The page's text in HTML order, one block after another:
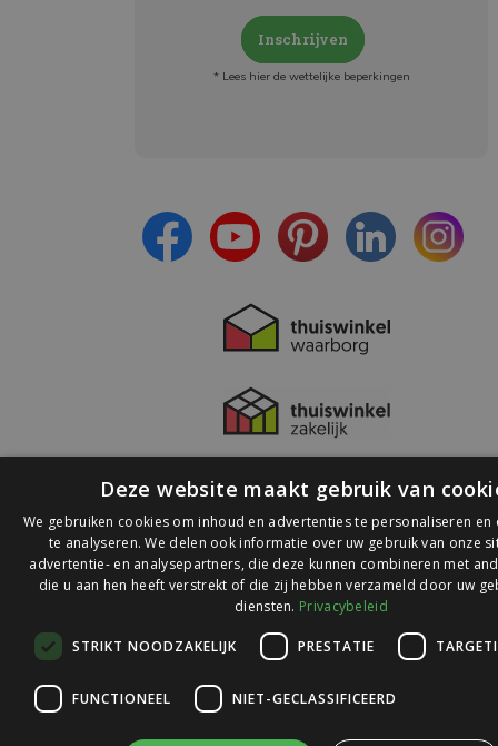
Inschrijven
* Lees hier de wettelijke beperkingen
© 2026 Ledlichtdiscounter.nl
op
Webwinkelkeur
Deze website maakt gebruik van
We gebruiken cookies om inhoud en advertenties te personaliseren en
te analyseren. We delen ook informatie over uw gebruik van onze
advertentie- en analysepartners, die deze kunnen combineren met
die u aan hen heeft verstrekt of die zij hebben verzameld door uw
diensten. Privacybeleid
STRIKT NOODZAKELIJK PRESTATIE
FUNCTIONEEL NIET-GECLASSIFICEERD